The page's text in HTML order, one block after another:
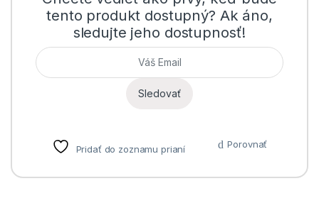
tento produkt dostupný? Ak áno,
sledujte jeho dostupnosť!
Pridať do zoznamu prianí Porovnať